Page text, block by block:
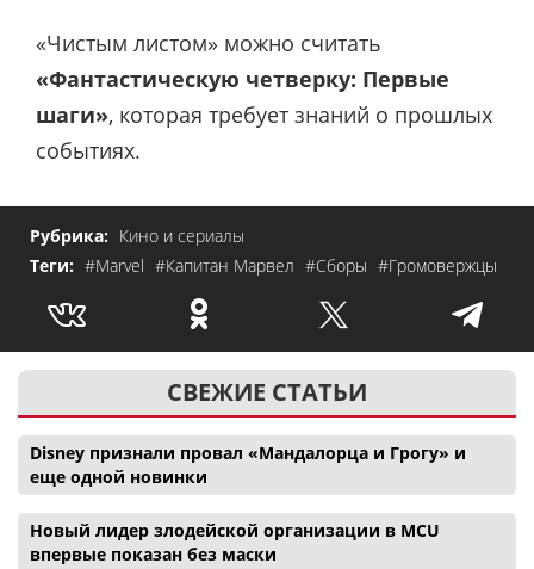
«Чистым листом» можно считать
«Фантастическую четверку: Первые
шаги», которая требует знаний о прошлых
событиях.
Рубрика: Кино и сериалы
Теги: #Marvel #Капитан Марвел #Сборы #Громовержцы
СВЕЖИЕ СТАТЬИ
Disney признали провал «Мандалорца и Грогу» и
еще одной новинки
Новый лидер злодейской организации в MCU
впервые показан без маски